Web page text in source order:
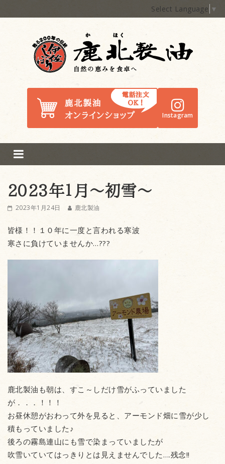
Select Language ▼
Instagram
2023年１月～初雪～
2023年1月24日 鹿北製油
皆様！！１０年に一度と言われる寒波
寒さに負けていませんか…???
鹿北製油も朝は、すこ～しだけ雪がふっていました
が．．．！！！
お昼休憩がおわって外を見ると、アーモンド畑に雪が少し
積もっていました♪
後ろの霧島連山にも雪で染まっていましたが
吹雪いていてはっきりとは見えませんでした….残念!!